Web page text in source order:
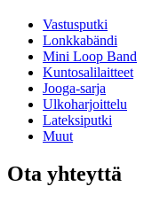
Vastusputki
Lonkkabändi
Mini Loop Band
Kuntosalilaitteet
Jooga-sarja
Ulkoharjoittelu
Lateksiputki
Muut
Ota yhteyttä